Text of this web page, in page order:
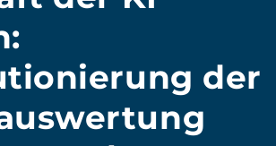
der